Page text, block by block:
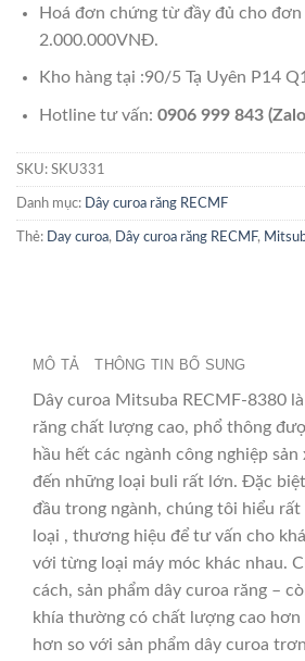
Hoá đơn chứng từ đầy đủ cho đơn
2.000.000VNĐ.
Kho hàng tại :90/5 Tạ Uyên P14
Hotline tư vấn: 0906 999 843
SKU: SKU331
Danh mục: Dây curoa răng RECMF
Thẻ: Day curoa, Dây curoa răng RECMF,
MÔ TẢ THÔNG TIN BỔ SUNG
Dây curoa Mitsuba RECMF-8380
răng chất lượng cao, phổ thông
hầu hết các ngành công nghiệp
đến những loại buli rất lớn. Đặc
đầu trong ngành, chúng tôi hiểu
loại , thương hiệu để tư vấn cho
với từng loại máy móc khác nhau.
cách, sản phẩm dây curoa răng –
khía thường có chất lượng cao hơn
hơn so với sản phẩm dây curoa